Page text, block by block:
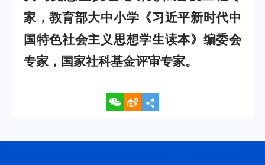
家，教育部大中小学《习近平新时代中
国特色社会主义思想学生读本》编委会
专家，国家社科基金评审专家。